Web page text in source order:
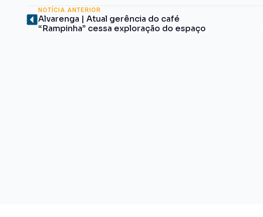
NOTÍCIA ANTERIOR
Alvarenga | Atual gerência do café
“Rampinha” cessa exploração do espaço